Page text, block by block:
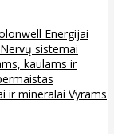
Energijai
Nervų sistemai
kaulams ir
ir mineralai Vyrams